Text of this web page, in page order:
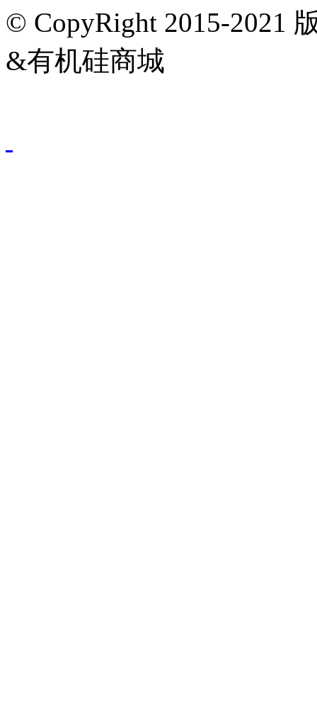
© CopyRight 2015-2021
&有机硅商城